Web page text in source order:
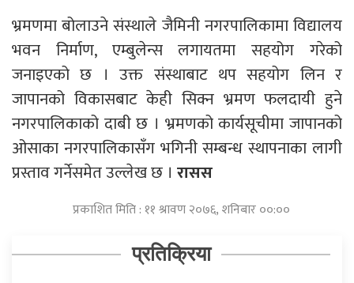
भ्रमणमा बोलाउने संस्थाले जैमिनी नगरपालिकामा विद्यालय
भवन निर्माण, एम्बुलेन्स लगायतमा सहयोग गरेको
जनाइएको छ । उक्त संस्थाबाट थप सहयोग लिन र
जापानको विकासबाट केही सिक्न भ्रमण फलदायी हुने
नगरपालिकाको दाबी छ । भ्रमणको कार्यसूचीमा जापानको
ओसाका नगरपालिकासँग भगिनी सम्बन्ध स्थापनाका लागी
प्रस्ताव गर्नेसमेत उल्लेख छ । रासस
प्रकाशित मिति : ११ श्रावण २०७६, शनिबार ००:००
प्रतिक्रिया